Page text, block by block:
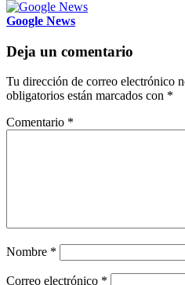
Google News
Deja un comentario
Tu dirección de correo electrónico
obligatorios están marcados con *
Comentario *
Nombre *
Correo electrónico *